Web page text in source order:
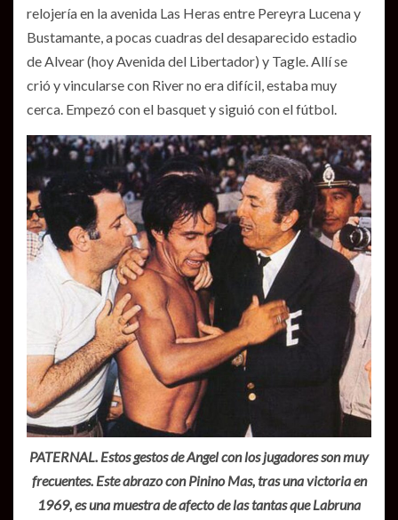
relojería en la avenida Las Heras entre Pereyra Lucena y
Bustamante, a pocas cuadras del desaparecido estadio
de Alvear (hoy Avenida del Libertador) y Tagle. Allí se
crió y vincularse con River no era difícil, estaba muy
cerca. Empezó con el basquet y siguió con el fútbol.
PATERNAL. Estos gestos de Angel con los jugadores son muy
frecuentes. Este abrazo con Pinino Mas, tras una victoria en
1969, es una muestra de afecto de las tantas que Labruna